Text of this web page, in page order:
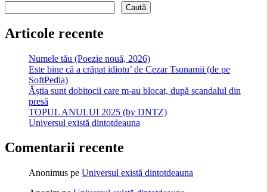
Caută
Articole recente
Numele tău (Poezie nouă, 2026)
Este bine că a crăpat idiotu’ de Cezar Tsunamii (de pe
SoftPedia)
Ăștia sunt dobitocii care m-au blocat, după scandalul din
presă
TOPUL ANULUI 2025 (by DNTZ)
Universul există dintotdeauna
Comentarii recente
Anonimus pe Universul există dintotdeauna